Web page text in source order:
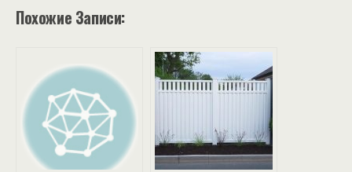
Похожие Записи: